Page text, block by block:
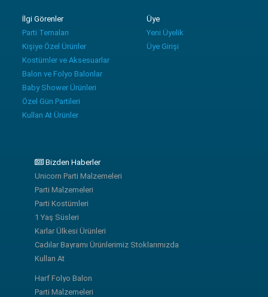
İlgi Görenler
Parti Temaları
Kişiye Özel Ürünler
Kostümler ve Aksesuarlar
Balon ve Folyo Balonlar
Baby Shower Ürünleri
Özel Gün Partileri
Kullan At Ürünler
Üye
Yeni Üyelik
Üye Girişi
Bizden Haberler
Unicorn Parti Malzemeleri
Parti Malzemeleri
Parti Kostümleri
1 Yaş Süsleri
Karlar Ülkesi Ürünleri
Cadılar Bayramı Ürünlerimiz Stoklarımızda
Kullan At
Harf Folyo Balon
Parti Malzemeleri